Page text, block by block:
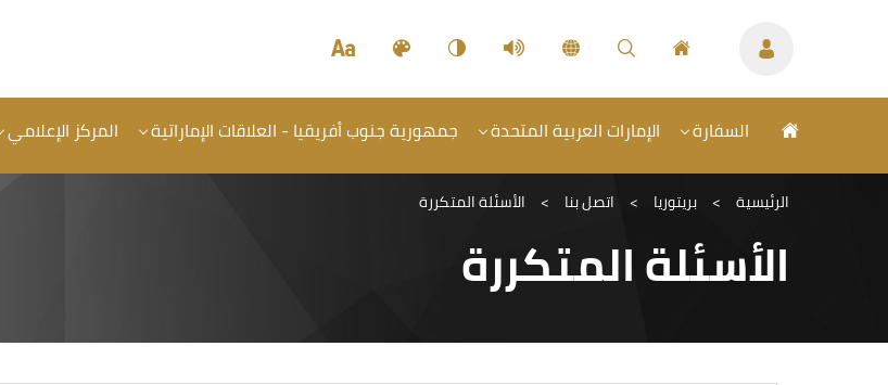
السفارة الإمارات العربية المتحدة جمهورية جنوب أفريقيا - العلاقات الإماراتية المركز الإعلامي
الرئيسية > بريتوريا > اتصل بنا > الأسئلة المتكررة
الأسئلة المتكررة